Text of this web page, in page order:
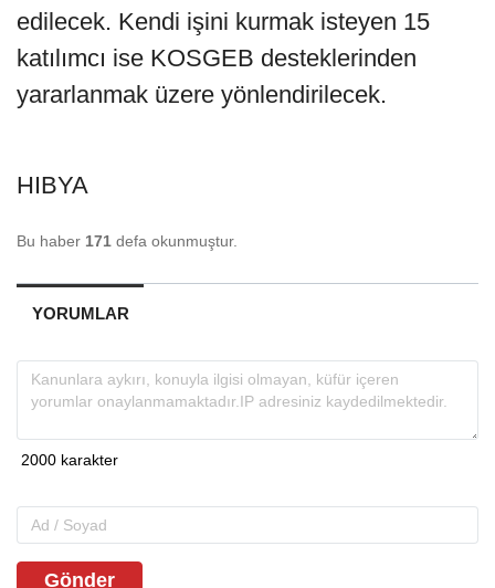
edilecek. Kendi işini kurmak isteyen 15
katılımcı ise KOSGEB desteklerinden
yararlanmak üzere yönlendirilecek.
HIBYA
Bu haber 171 defa okunmuştur.
YORUMLAR
Gönder